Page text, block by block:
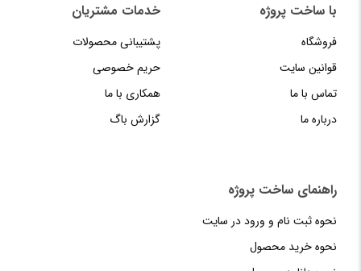
با ساخت پروژه
فروشگاه
قوانین سایت
تماس با ما
درباره ما
خدمات مشتریان
پشتیبانی محصولات
حریم خصوصی
همکاری با ما
گزارش باگ
راهنمای‌‌ ساخت‌ پروژه
نحوه‌ ثبت‌ نام و ورود در سایت
نحوه خرید محصول